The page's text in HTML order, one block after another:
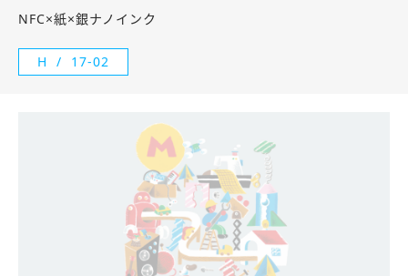
NFC×紙×銀ナノインク
H 17-02